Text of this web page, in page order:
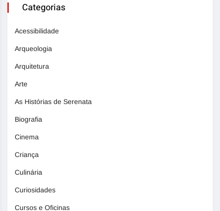
Categorias
Acessibilidade
Arqueologia
Arquitetura
Arte
As Histórias de Serenata
Biografia
Cinema
Criança
Culinária
Curiosidades
Cursos e Oficinas